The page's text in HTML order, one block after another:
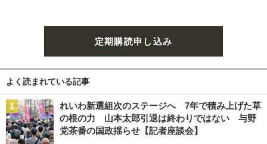
定期購読申し込み
よく読まれている記事
れいわ新選組次のステージへ 7年で積み上げた草
の根の力 山本太郎引退は終わりではない 与野
党茶番の国政揺らせ【記者座談会】